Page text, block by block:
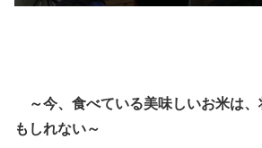
～今、食べている美味しいお米は、
もしれない～